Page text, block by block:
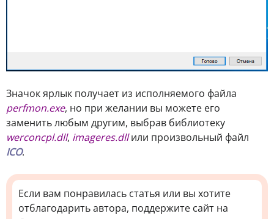
Значок ярлык получает из исполняемого файла
perfmon.exe, но при желании вы можете его
заменить любым другим, выбрав библиотеку
werconcpl.dll, imageres.dllили произвольный файл
ICO.
Если вам понравилась статья или вы хотите
отблагодарить автора, поддержите сайт на